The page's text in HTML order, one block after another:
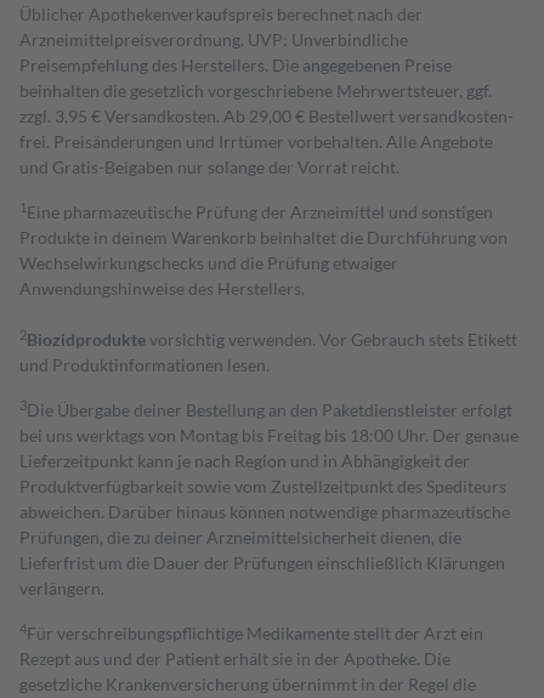
Üblicher Apothekenverkaufspreis berechnet nach der
Arzneimittelpreisverordnung. UVP: Unverbindliche
Preisempfehlung des Herstellers. Die angegebenen Preise
beinhalten die gesetzlich vorgeschriebene Mehrwertsteuer, ggf.
zzgl. 3,95 € Versandkosten. Ab 29,00 € Bestell­wert versand­kosten­
frei. Preisänderungen und Irrtümer vorbehalten. Alle Angebote
und Gratis-Beigaben nur solange der Vorrat reicht.
1 Eine pharmazeutische Prüfung der Arzneimittel und sonstigen
Produkte in deinem Warenkorb beinhaltet die Durchführung von
Wechselwirkungschecks und die Prüfung etwaiger
Anwendungshinweise des Herstellers.
2Biozidproduktevorsichtig verwenden. Vor Gebrauch stets Etikett
und Produktinformationen lesen.
3Die Übergabe deiner Bestellung an den Paketdienstleister erfolgt
bei uns werktags von Montag bis Freitag bis 18:00 Uhr. Der genaue
Lieferzeitpunkt kann je nach Region und in Abhängigkeit der
Produktverfügbarkeit sowie vom Zustellzeitpunkt des Spediteurs
abweichen. Darüber hinaus können notwendige pharmazeutische
Prüfungen, die zu deiner Arzneimittelsicherheit dienen, die
Lieferfrist um die Dauer der Prüfungen einschließlich Klärungen
verlängern.
4Für verschreibungspflichtige Medikamente stellt der Arzt ein
Rezept aus und der Patient erhält sie in der Apotheke. Die
gesetzliche Krankenversicherung übernimmt in der Regel die